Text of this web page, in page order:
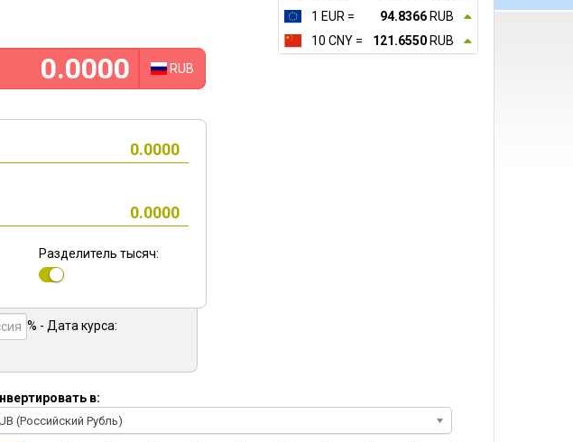
1 EUR =
94.8366 RUB
10 CNY =
121.6550 RUB
RUB
Разделитель тысяч:
% - Дата курса:
в:
(Российский Рубль)